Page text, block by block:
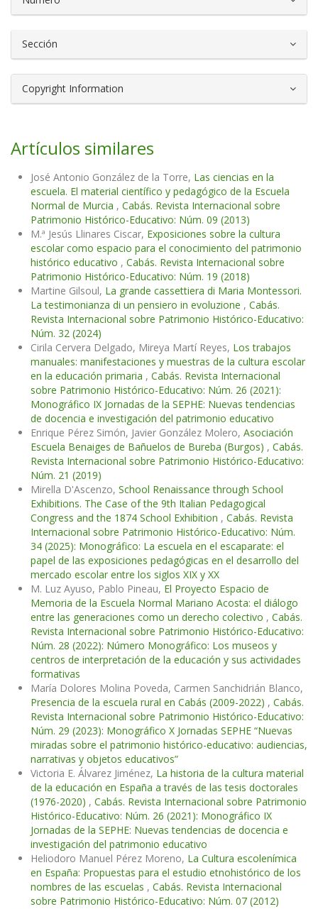
Sección
Copyright Information
Artículos similares
José Antonio González de la Torre, Las ciencias en la
escuela. El material científico y pedagógico de la Escuela
Normal de Murcia , Cabás. Revista Internacional sobre
Patrimonio Histórico-Educativo: Núm. 09 (2013)
M.ª Jesús Llinares Ciscar, Exposiciones sobre la cultura
escolar como espacio para el conocimiento del patrimonio
histórico educativo , Cabás. Revista Internacional sobre
Patrimonio Histórico-Educativo: Núm. 19 (2018)
Martine Gilsoul, La grande cassettiera di Maria Montessori.
La testimonianza di un pensiero in evoluzione , Cabás.
Revista Internacional sobre Patrimonio Histórico-Educativo:
Núm. 32 (2024)
Cirila Cervera Delgado, Mireya Martí Reyes, Los trabajos
manuales: manifestaciones y muestras de la cultura escolar
en la educación primaria , Cabás. Revista Internacional
sobre Patrimonio Histórico-Educativo: Núm. 26 (2021):
Monográfico IX Jornadas de la SEPHE: Nuevas tendencias
de docencia e investigación del patrimonio educativo
Enrique Pérez Simón, Javier González Molero, Asociación
Escuela Benaiges de Bañuelos de Bureba (Burgos) , Cabás.
Revista Internacional sobre Patrimonio Histórico-Educativo:
Núm. 21 (2019)
Mirella D'Ascenzo, School Renaissance through School
Exhibitions. The Case of the 9th Italian Pedagogical
Congress and the 1874 School Exhibition , Cabás. Revista
Internacional sobre Patrimonio Histórico-Educativo: Núm.
34 (2025): Monográfico: La escuela en el escaparate: el
papel de las exposiciones pedagógicas en el desarrollo del
mercado escolar entre los siglos XIX y XX
M. Luz Ayuso, Pablo Pineau, El Proyecto Espacio de
Memoria de la Escuela Normal Mariano Acosta: el diálogo
entre las generaciones como un derecho colectivo , Cabás.
Revista Internacional sobre Patrimonio Histórico-Educativo:
Núm. 28 (2022): Número Monográfico: Los museos y
centros de interpretación de la educación y sus actividades
formativas
María Dolores Molina Poveda, Carmen Sanchidrián Blanco,
Presencia de la escuela rural en Cabás (2009-2022) , Cabás.
Revista Internacional sobre Patrimonio Histórico-Educativo:
Núm. 29 (2023): Monográfico X Jornadas SEPHE “Nuevas
miradas sobre el patrimonio histórico-educativo: audiencias,
narrativas y objetos educativos”
Victoria E. Álvarez Jiménez, La historia de la cultura material
de la educación en España a través de las tesis doctorales
(1976-2020) , Cabás. Revista Internacional sobre Patrimonio
Histórico-Educativo: Núm. 26 (2021): Monográfico IX
Jornadas de la SEPHE: Nuevas tendencias de docencia e
investigación del patrimonio educativo
Heliodoro Manuel Pérez Moreno, La Cultura escolenímica
en España: Propuestas para el estudio etnohistórico de los
nombres de las escuelas , Cabás. Revista Internacional
sobre Patrimonio Histórico-Educativo: Núm. 07 (2012)